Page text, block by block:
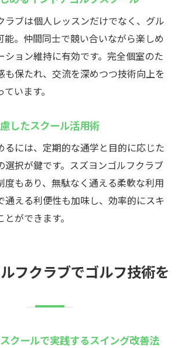
ラブは個人レッスンだけでなく、グル
能。仲間同士で競い合いながら楽しめ
ション維持に有効です。完全個室のた
も保たれ、交流を深めつつ技術向上を
います。
したスクール活用術
るには、定期的な通学と目的に応じた
選択が鍵です。スズヨンゴルフクラブ
度もあり、無駄なく通える柔軟な利用
通える利便性も加味し、効率的にスキ
ができます。
フクラブでゴルフ技術を
クールで実践するスイング改善法